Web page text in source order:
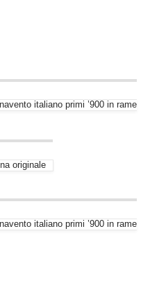
italiano primi ’900 in rame
originale
italiano primi ’900 in rame